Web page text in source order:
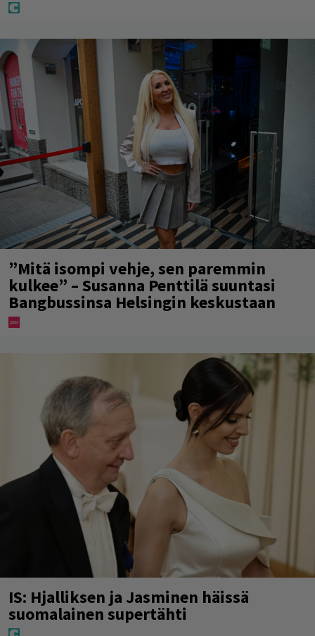
”Mitä isompi vehje, sen paremmin
kulkee” – Susanna Penttilä suuntasi
Bangbussinsa Helsingin keskustaan
IS: Hjalliksen ja Jasminen häissä
suomalainen supertähti